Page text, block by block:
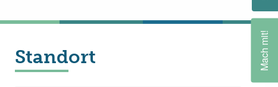
Mach mit!
Standort